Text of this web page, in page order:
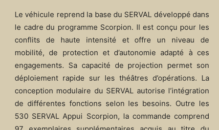
Le véhicule reprend la base du SERVAL développé dans
le cadre du programme Scorpion. Il est conçu pour les
conflits de haute intensité et offre un niveau de
mobilité, de protection et d’autonomie adapté à ces
engagements. Sa capacité de projection permet son
déploiement rapide sur les théâtres d’opérations. La
conception modulaire du SERVAL autorise l’intégration
de différentes fonctions selon les besoins. Outre les
530 SERVAL Appui Scorpion, la commande comprend